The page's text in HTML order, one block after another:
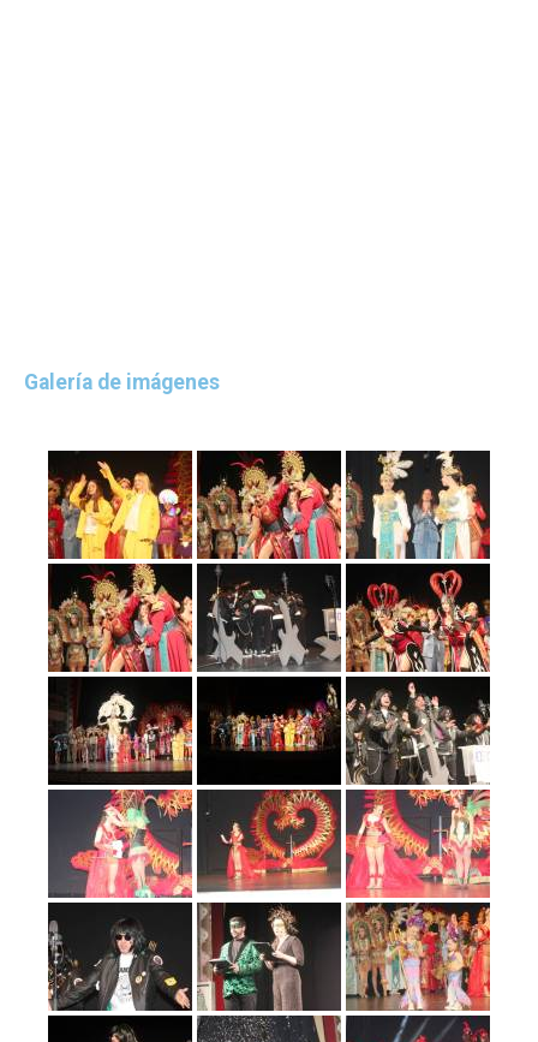
Galería de imágenes